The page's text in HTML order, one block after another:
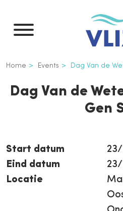
naar
inhoud
gaan
Kruimelpad
Home Events Dag Van de
Dag Van de
Gen
Start datum
23/
Eind datum
23/
Locatie